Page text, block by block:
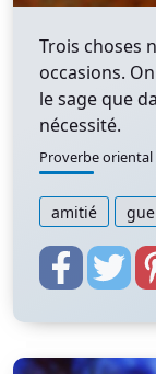
Trois choses
occasions.
le sage que
nécessité.
Proverbe oriental
amitié